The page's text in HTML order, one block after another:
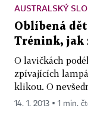
AUSTRALSKÝ
Oblíbená
Trénink, jak
O lavičkách
zpívajících
klikou. O
14. 1. 2013 ▪ 1 min.